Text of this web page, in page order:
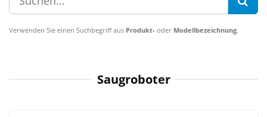
Verwenden Sie einen Suchbegriff aus Produkt- oder Modellbezeichnung.
Saugroboter